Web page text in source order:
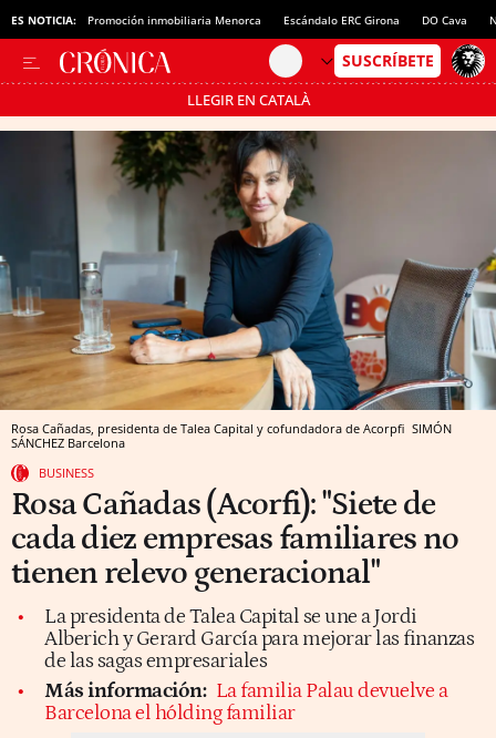
ES NOTICIA: Promoción inmobiliaria Menorca Escándalo ERC Girona DO Cava
LLEGIR EN CATALÀ
Pásate al MODO AHORRO
Rosa Cañadas, presidenta de Talea Capital y cofundadora de Acorpfi SIMÓN
SÁNCHEZ Barcelona
BUSINESS
Rosa Cañadas (Acorfi): "Siete de
cada diez empresas familiares no
tienen relevo generacional"
La presidenta de Talea Capital se une a Jordi
Alberich y Gerard García para mejorar las finanzas
de las sagas empresariales
Más información: La familia Palau devuelve a
Barcelona el hólding familiar